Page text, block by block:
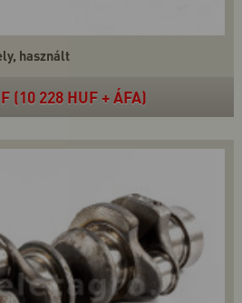
használt
(10 228 HUF + ÁFA)